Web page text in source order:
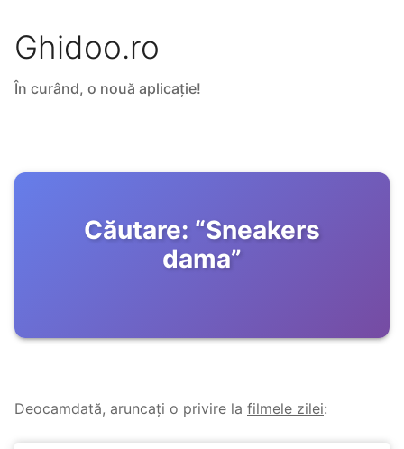
Ghidoo.ro
În curând, o nouă aplicație!
Căutare: “Sneakers
dama”
Deocamdată, aruncați o privire la filmele zilei: